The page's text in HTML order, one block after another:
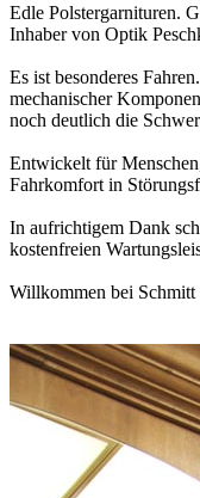
Edle Polstergarnituren.
Inhaber von Optik
Es ist besonderes
mechanischer
noch deutlich die
Entwickelt für
Fahrkomfort in
In aufrichtigem Dank
kostenfreien
Willkommen bei Schmitt